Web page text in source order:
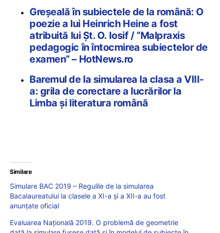
Greșeală în subiectele de la română: O
poezie a lui Heinrich Heine a fost
atribuită lui Șt. O. Iosif / “Malpraxis
pedagogic în întocmirea subiectelor de
examen” – HotNews.ro
Baremul de la simularea la clasa a VIII-
a: grila de corectare a lucrărilor la
Limba și literatura română
Similare
Simulare BAC 2019 – Regulile de la simularea
Bacalaureatului la clasele a XI-a și a XII-a au fost
anunțate oficial
Evaluarea Națională 2019. O problemă de geometrie